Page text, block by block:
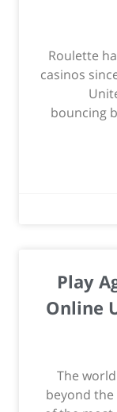
Roulette
casinos
bouncing
Play
Online
The
beyond the